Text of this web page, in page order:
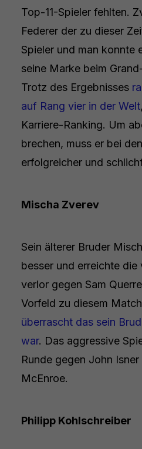
Top-11-Spieler fehlten.
Federer der zu dieser
Spieler und man konnte
seine Marke beim
Trotz des Ergebnisses
auf Rang vier in der Welt
Karriere-Ranking. Um
brechen, muss er bei
erfolgreicher und
Mischa Zverev
Sein älterer Bruder
besser und erreichte die
verlor gegen Sam
Vorfeld zu diesem Match
überrascht das sein
war. Das aggressive
Runde gegen John
McEnroe.
Philipp Kohlschreiber